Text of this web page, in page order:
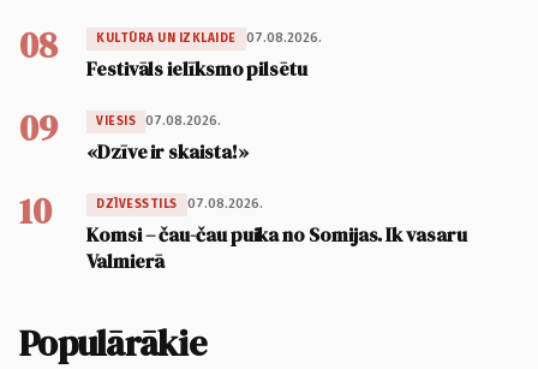
08 KULTŪRA UN IZKLAIDE 07.08.2026.
Festivāls ielīksmo pilsētu
09 VIESIS 07.08.2026.
«Dzīve ir skaista!»
10 DZĪVESSTILS 07.08.2026.
Komsi – čau-čau puika no Somijas. Ik vasaru
Valmierā
Populārākie